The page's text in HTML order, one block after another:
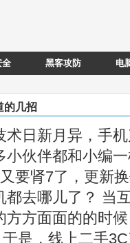
全 黑客攻防 电
的几招
术日新月异，手
小伙伴都和小编
要肾7了，更新
都去哪儿了？ 当
方方面面的的时
是，线上二手